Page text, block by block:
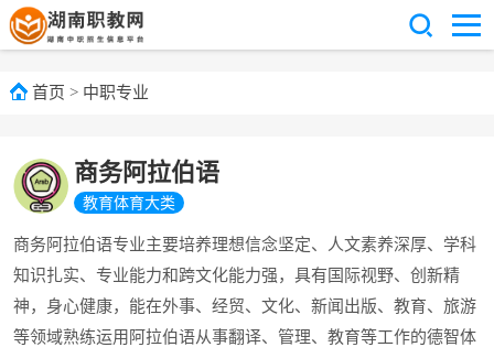
首页 > 中职专业
商务阿拉伯语
教育体育大类
商务阿拉伯语专业主要培养理想信念坚定、人文素养深厚、学科
知识扎实、专业能力和跨文化能力强，具有国际视野、创新精
神，身心健康，能在外事、经贸、文化、新闻出版、教育、旅游
等领域熟练运用阿拉伯语从事翻译、管理、教育等工作的德智体